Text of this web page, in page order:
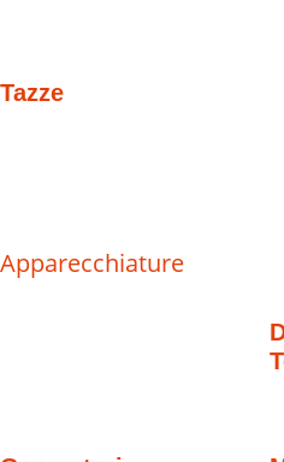
Tazze
Apparecchiature